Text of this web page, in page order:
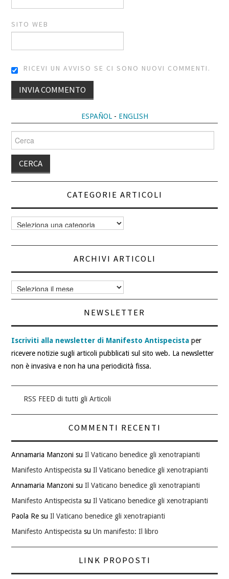
SITO WEB
RICEVI UN AVVISO SE CI SONO NUOVI COMMENTI.
ESPAÑOL- ENGLISH
per:
CATEGORIE ARTICOLI
Categorie
articoli
ARCHIVI ARTICOLI
Archivi
articoli
NEWSLETTER
Iscriviti alla newsletter di Manifesto Antispecista per
ricevere notizie sugli articoli pubblicati sul sito web. La newsletter
non è invasiva e non ha una periodicità fissa.
RSS FEED di tutti gli Articoli
COMMENTI RECENTI
Annamaria Manzoni suIl Vaticano benedice gli xenotrapianti
Manifesto Antispecista suIl Vaticano benedice gli xenotrapianti
Annamaria Manzoni suIl Vaticano benedice gli xenotrapianti
Manifesto Antispecista suIl Vaticano benedice gli xenotrapianti
Paola Re suIl Vaticano benedice gli xenotrapianti
Manifesto Antispecista suUn manifesto: Il libro
LINK PROPOSTI